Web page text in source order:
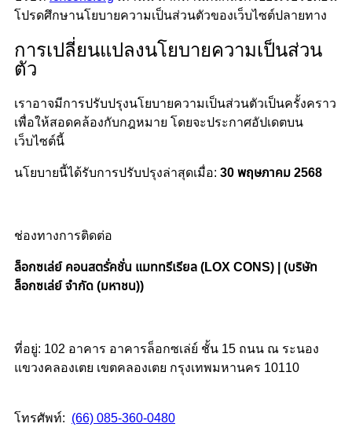
โปรดศึกษานโยบายความเป็นส่วนตัวของเว็บไซต์ปลายทาง
การเปลี่ยนแปลงนโยบายความเป็นส่วน
ตัว
เราอาจมีการปรับปรุงนโยบายความเป็นส่วนตัวเป็นครั้งคราว
เพื่อให้สอดคล้องกับกฎหมาย โดยจะประกาศอัปเดตบน
เว็บไซต์นี้
นโยบายนี้ได้รับการปรับปรุงล่าสุดเมื่อ: 30 พฤษภาคม 2568
ช่องทางการติดต่อ
ล็อกซเล่ย์ คอนสตรั่คชั่น แมททรีเรียล (LOX CONS) | (บริษัท
ล็อกซเล่ย์ จำกัด (มหาชน))
ที่อยู่: 102 อาคาร อาคารล็อกซเล่ย์ ชั้น 15 ถนน ณ ระนอง
แขวงคลองเตย เขตคลองเตย กรุงเทพมหานคร 10110
โทรศัพท์: (66) 085-360-0480